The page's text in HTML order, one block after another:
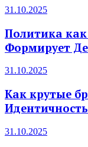
31.10.2025
Политика как
Формирует
31.10.2025
Как крутые
31.10.2025